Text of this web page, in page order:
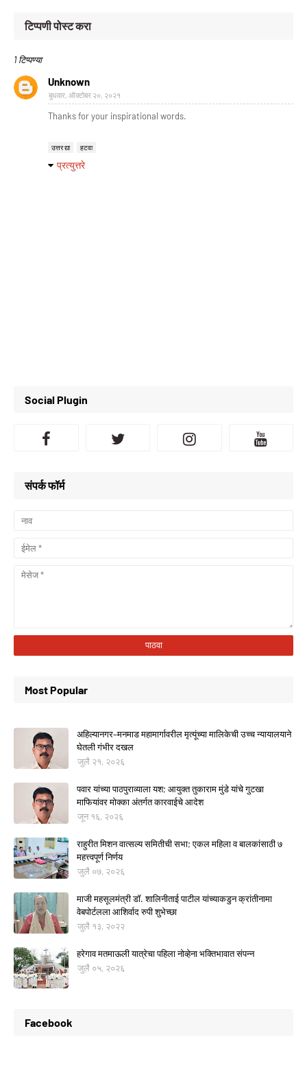
टिप्पणी पोस्ट करा
1 टिप्पण्या
Unknown
बुधवार, ऑक्टोबर २०, २०२१
Thanks for your inspirational words.
उत्तर द्या हटवा
प्रत्युत्तरे
Social Plugin
संपर्क फॉर्म
Most Popular
अहिल्यानगर–मनमाड महामार्गावरील मृत्यूंच्या मालिकेची उच्च न्यायालयाने
घेतली गंभीर दखल
जुलै २१, २०२६
पवार यांच्या पाठपुराव्याला यश; आयुक्त तुकाराम मुंडे यांचे गुटखा
माफियांवर मोक्का अंतर्गत कारवाईचे आदेश
जून १६, २०२६
राहुरीत मिशन वात्सल्य समितीची सभा; एकल महिला व बालकांसाठी ७
महत्त्वपूर्ण निर्णय
जुलै ०७, २०२६
माजी महसूलमंत्री डॉ. शालिनीताई पाटील यांच्याकडुन क्रांतीनामा
वेबपोर्टलला आशिर्वाद रुपी शुभेच्छा
जुलै १३, २०२२
हरेगाव मतमाऊली यात्रेचा पहिला नोव्हेना भक्तिभावात संपन्न
जुलै ०५, २०२६
Facebook